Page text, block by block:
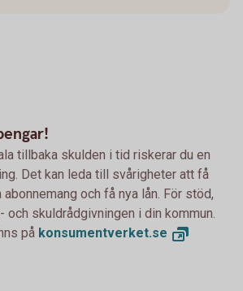
tillbaka skulden i tid riskerar du en
Det kan leda till svårigheter att få
och få nya lån. För stöd,
och skuldrådgivningen i din kommun.
på konsumentverket.se